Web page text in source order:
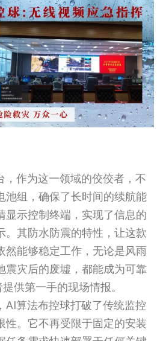
，作为这一领域的佼佼者，不
池组，确保了长时间的续航能
显示控制终端，实现了信息的
。其防水防震的特性，让这款
然能够稳定工作，无论是风雨
震灾后的废墟，都能成为可靠
供第一手的现场情报。
AI算法布控球打破了传统监控
性。它不再受限于固定的安装